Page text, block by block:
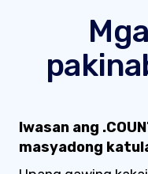
Iwasan ang
masyadong